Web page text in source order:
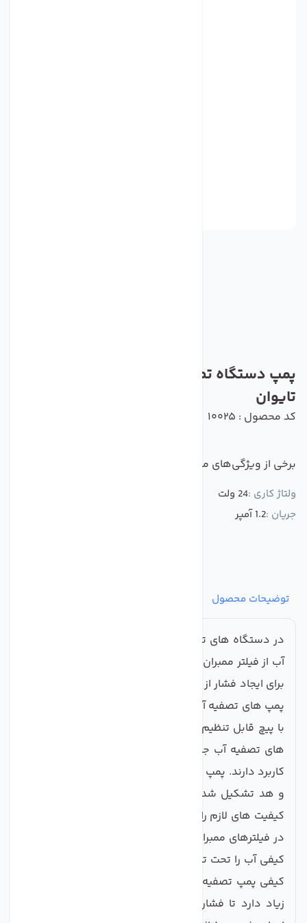
پمپ دستگاه تصفیه آب خانگی سی سی کا
تایوان
کد محصول : 10025
برخی از ویژگی‌های مهم این محصول :
ولتاژ کاری :24 ولت
جریان :1.2 آمپر
توضیحات محصول
در دستگاه های تصفیه آب خانگی برای حذف آلاینده های
آب از فیلتر ممبران استفاده می شود، در فیلترهای ممبران
برای ایجاد فشار از پمپ های تصفیه آب استفاده می شود.
با پیچ قابل تنظیم خانگی برای بالا بردن فشار در سیستم
های تصفیه آب جهت انجام صحیح فرایند اسمز معکوس
کاربرد دارند. پمپ های تصفیه آب از دو قسمت بدنه اصلی
و هد تشکیل شده اند. اگر پمپ های تصفیه آب خانگی
کیفیت های لازم را برای پمپاژ آب نداشته باشند، فشار لازم
در فیلترهای ممبران ایجاد نمی شود همین موضوع سطح
کیفی آب را تحت تاثیر قرار می دهد. به همین دلیل سطح
کیفی پمپ تصفیه آب در دستگاه های تصفیه آب اهمیت
زیاد دارد تا فشار لازم برای تصفیه آب در فیلتر ممبران